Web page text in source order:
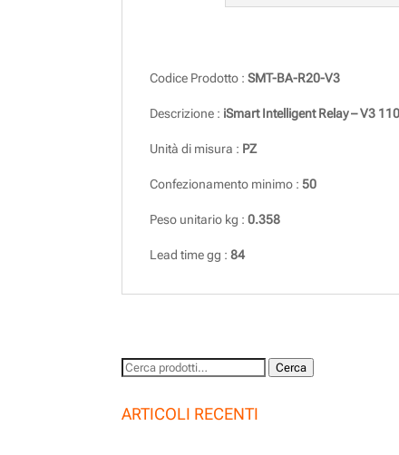
Codice Prodotto :SMT-BA-R20-V3
Descrizione : iSmart Intelligent Relay – V3
Unità di misura : PZ
Confezionamento minimo :50
Peso unitario kg :0.358
Lead time gg :84
Cerca: Cerca
ARTICOLI RECENTI